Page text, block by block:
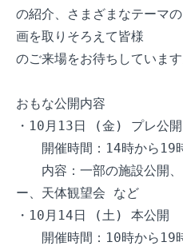
の紹介、さまざまなテーマ
画を取りそろえて皆様
のご来場をお待ちしています
おもな公開内容
・10月13日 (金) プレ公開
開催時間：14時から19
内容：一部の施設公開、
ー、天体観望会 など
・10月14日 (土) 本公開
開催時間：10時から19